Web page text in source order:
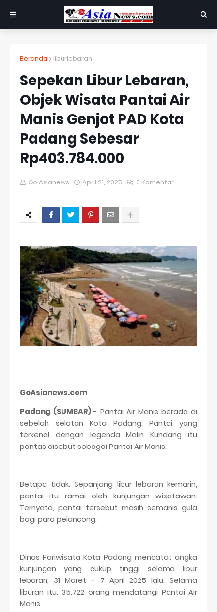
Beranda liburlebaran
Sepekan Libur Lebaran,
Objek Wisata Pantai Air
Manis Genjot PAD Kota
Padang Sebesar
Rp403.784.000
Go Asianews April 21, 2025 0 Komentar
GoAsianews.com
Padang (SUMBAR) - Pantai Air Manis berada di
sebelah selatan Kota Padang. Pantai yang
terkenal dengan legenda Malin Kundang itu
pantas disebut sebagai Pantai Air Manis.
Betapa tidak. Sepanjang libur lebaran kemarin,
pantai itu ramai oleh kunjungan wisatawan.
Ternyata, pantai tersebut masih semanis gula
bagi para pelancong.
Dinas Pariwisata Kota Padang mencatat angka
kunjungan yang cukup tinggi selama libur
lebaran, 31 Maret - 7 April 2025 lalu. Selama
liburan itu, 35.722 orang mendatangi Pantai Air
Manis.